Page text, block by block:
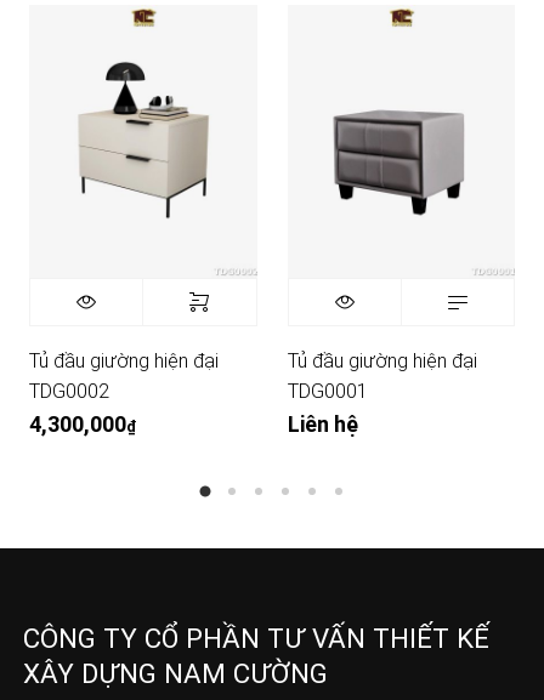
Tủ đầu giường hiện đại
TDG0002
4,300,000₫
Tủ đầu giường hiện đại
TDG0001
Liên hệ
CÔNG TY CỔ PHẦN TƯ VẤN THIẾT KẾ
XÂY DỰNG NAM CƯỜNG